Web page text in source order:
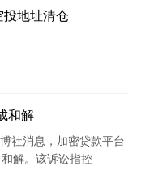
地址清仓
和解
社消息，加密贷款平台
解。该诉讼指控